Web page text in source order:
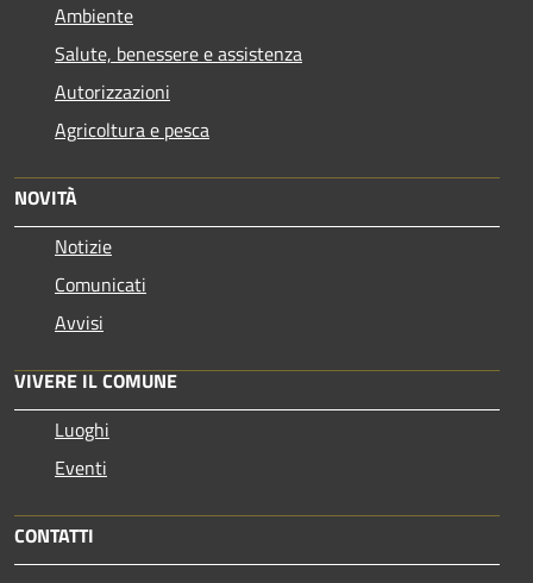
Ambiente
Salute, benessere e assistenza
Autorizzazioni
Agricoltura e pesca
NOVITÀ
Notizie
Comunicati
Avvisi
VIVERE IL COMUNE
Luoghi
Eventi
CONTATTI